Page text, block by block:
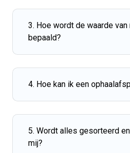
3. Hoe wordt de waarde van
bepaald?
4. Hoe kan ik een
5. Wordt alles gesorteerd
mij?